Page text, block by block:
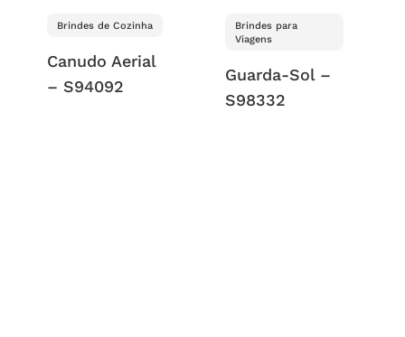
Brindes de Cozinha
Canudo Aerial
– S94092
Brindes para
Viagens
Guarda-Sol –
S98332